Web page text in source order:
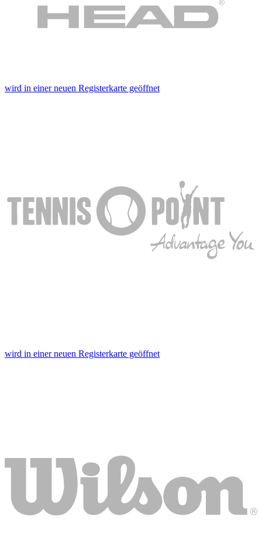
wird in einer neuen Registerkarte geöffnet
wird in einer neuen Registerkarte geöffnet